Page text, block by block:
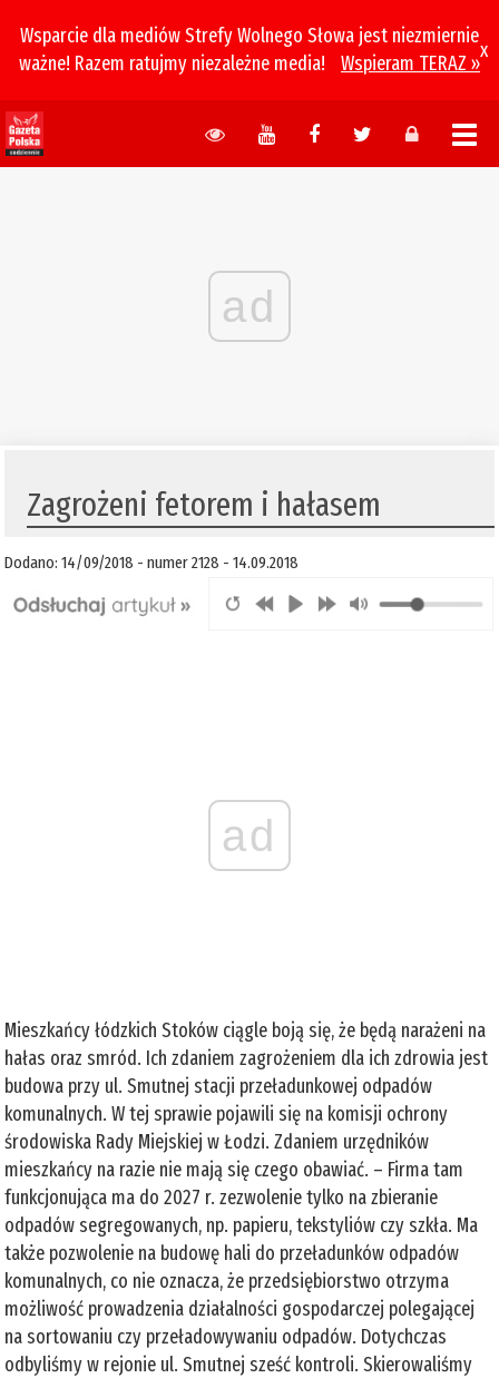
Wsparcie dla mediów Strefy Wolnego Słowa jest niezmiernie
ważne! Razem ratujmy niezależne media!
Wspieram TERAZ »
x
ad
Zagrożeni fetorem i hałasem
Dodano: 14/09/2018 - numer 2128 - 14.09.2018
ad
Mieszkańcy łódzkich Stoków ciągle boją się, że będą narażeni na
hałas oraz smród. Ich zdaniem zagrożeniem dla ich zdrowia jest
budowa przy ul. Smutnej stacji przeładunkowej odpadów
komunalnych. W tej sprawie pojawili się na komisji ochrony
środowiska Rady Miejskiej w Łodzi. Zdaniem urzędników
mieszkańcy na razie nie mają się czego obawiać. – Firma tam
funkcjonująca ma do 2027 r. zezwolenie tylko na zbieranie
odpadów segregowanych, np. papieru, tekstyliów czy szkła. Ma
także pozwolenie na budowę hali do przeładunków odpadów
komunalnych, co nie oznacza, że przedsiębiorstwo otrzyma
możliwość prowadzenia działalności gospodarczej polegającej
na sortowaniu czy przeładowywaniu odpadów. Dotychczas
odbyliśmy w rejonie ul. Smutnej sześć kontroli. Skierowaliśmy